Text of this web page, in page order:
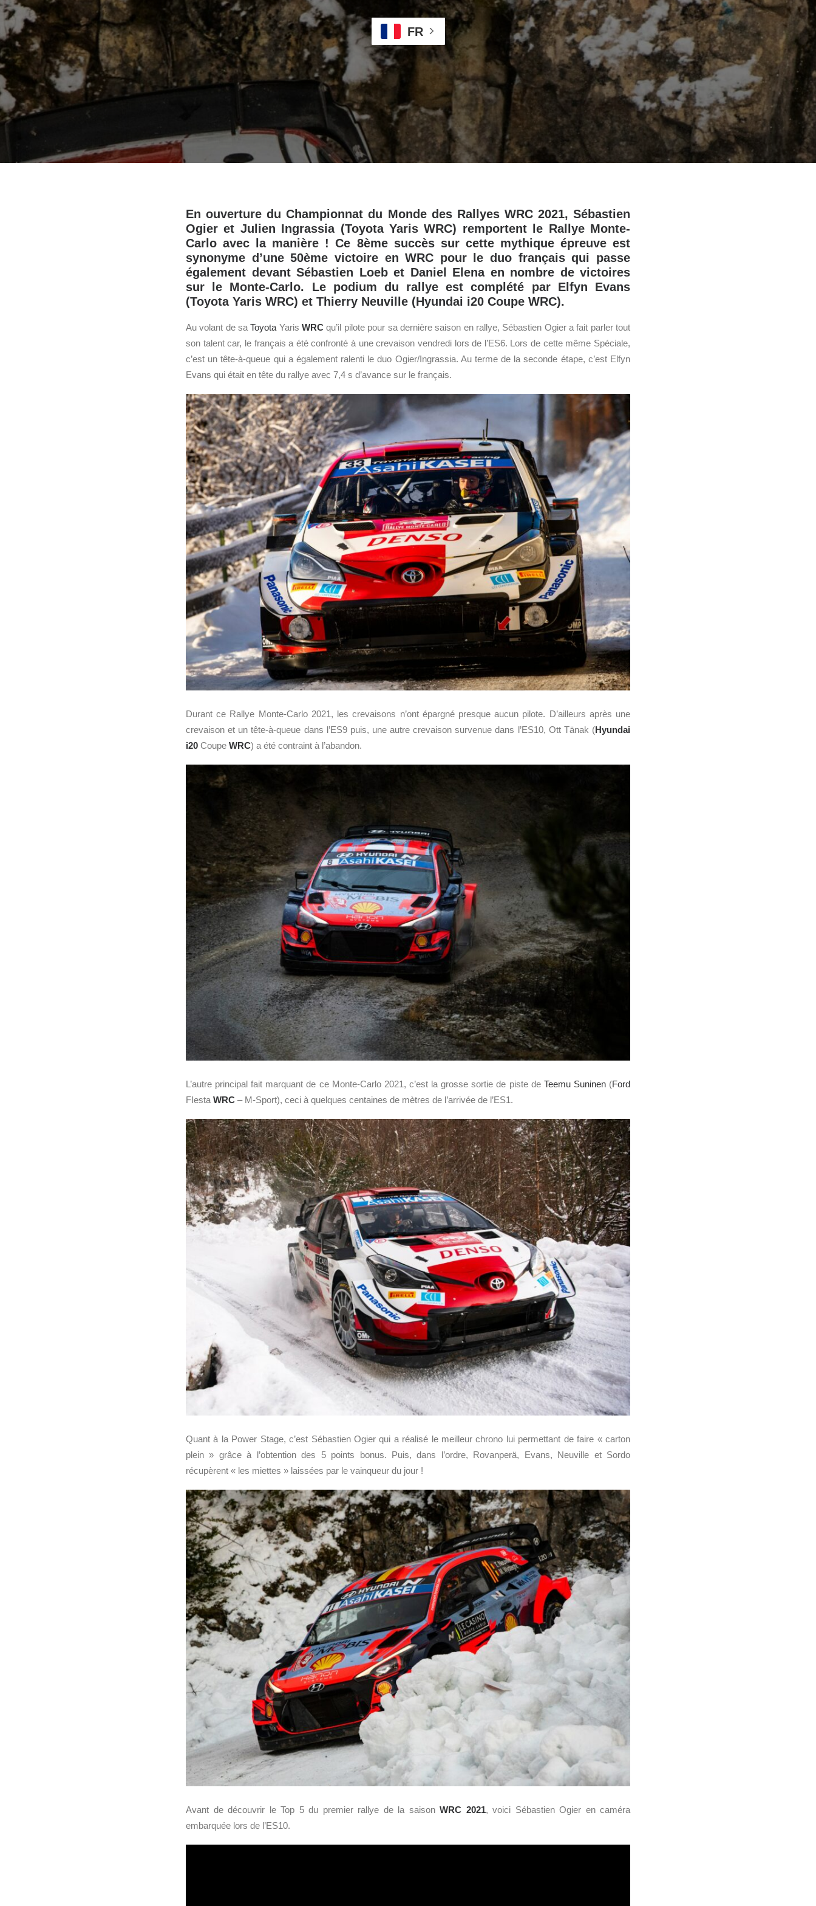
FR
En ouverture du Championnat du Monde des Rallyes WRC 2021, Sébastien
Ogier et Julien Ingrassia (Toyota Yaris WRC) remportent le Rallye Monte-
Carlo avec la manière ! Ce 8ème succès sur cette mythique épreuve est
synonyme d’une 50ème victoire en WRC pour le duo français qui passe
également devant Sébastien Loeb et Daniel Elena en nombre de victoires
sur le Monte-Carlo. Le podium du rallye est complété par Elfyn Evans
(Toyota Yaris WRC) et Thierry Neuville (Hyundai i20 Coupe WRC).
Au volant de saToyota YarisWRC qu’il pilote pour sa dernière saison en rallye, Sébastien Ogier a fait parler tout
son talent car, le français a été confronté à une crevaison vendredi lors de l’ES6. Lors de cette même Spéciale,
c’est un tête-à-queue qui a également ralenti le duo Ogier/Ingrassia. Au terme de la seconde étape, c’est Elfyn
Evans qui était en tête du rallye avec 7,4 s d’avance sur le français.
Durant ce Rallye Monte-Carlo 2021, les crevaisons n’ont épargné presque aucun pilote. D’ailleurs après une
crevaison et un tête-à-queue dans l’ES9 puis, une autre crevaison survenue dans l’ES10, Ott Tänak (Hyundai
i20 Coupe WRC) a été contraint à l’abandon.
L’autre principal fait marquant de ce Monte-Carlo 2021, c’est la grosse sortie de piste de Teemu Suninen(Ford
FIesta WRC – M-Sport), ceci à quelques centaines de mètres de l’arrivée de l’ES1.
Quant à la Power Stage, c’est Sébastien Ogier qui a réalisé le meilleur chrono lui permettant de faire « carton
plein » grâce à l’obtention des 5 points bonus. Puis, dans l’ordre, Rovanperä, Evans, Neuville et Sordo
récupèrent « les miettes » laissées par le vainqueur du jour !
Avant de découvrir le Top 5 du premier rallye de la saison WRC 2021, voici Sébastien Ogier en caméra
embarquée lors de l’ES10.